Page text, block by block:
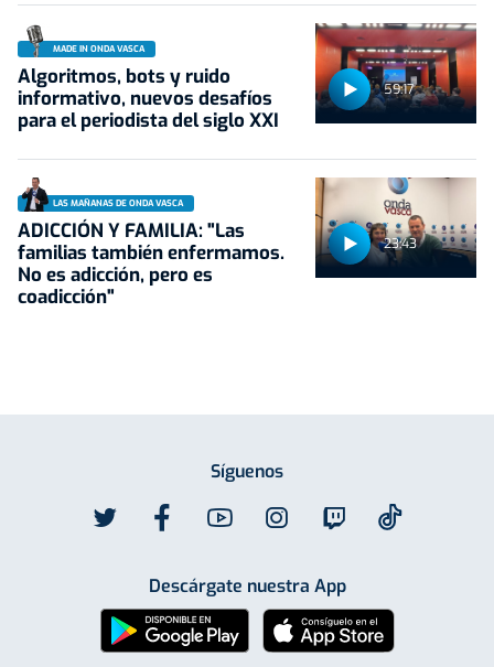
59:17
MADE IN ONDA VASCA
Algoritmos, bots y ruido
informativo, nuevos desafíos
para el periodista del siglo XXI
23:43
LAS MAÑANAS DE ONDA VASCA
ADICCIÓN Y FAMILIA: "Las
familias también enfermamos.
No es adicción, pero es
coadicción"
Síguenos
Descárgate nuestra App